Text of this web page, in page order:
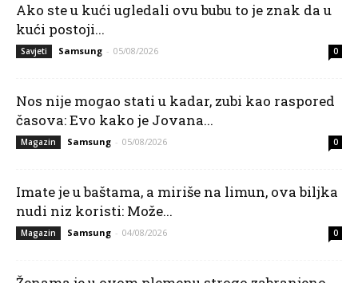
Ako ste u kući ugledali ovu bubu to je znak da u
kući postoji...
Savjeti Samsung - 05/08/2026 0
Nos nije mogao stati u kadar, zubi kao raspored
časova: Evo kako je Jovana...
Magazin Samsung - 05/08/2026 0
Imate je u baštama, a miriše na limun, ova biljka
nudi niz koristi: Može...
Magazin Samsung - 04/08/2026 0